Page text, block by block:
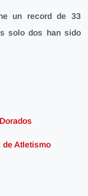
un record de 33
solo dos han sido
de Atletismo